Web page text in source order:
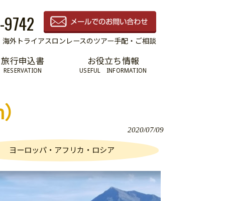
海外トライアスロンレースのツアー手配・ご相談
旅行申込書
RESERVATION
お役立ち情報
USEFUL INFORMATION
2020/07/09
ヨーロッパ・アフリカ・ロシア